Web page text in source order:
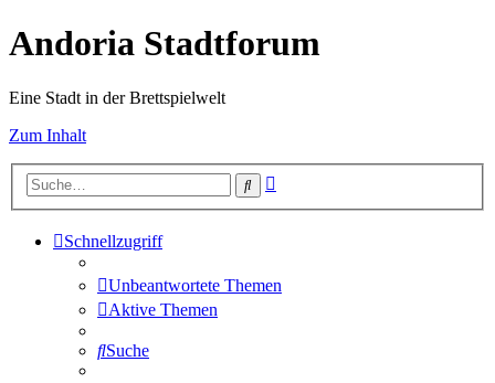
Andoria Stadtforum
Eine Stadt in der Brettspielwelt
Zum Inhalt
Suche
Schnellzugriff
Unbeantwortete Themen
Aktive Themen
Suche